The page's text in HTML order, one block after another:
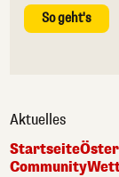
So geht's
Aktuelles
Startseite
Community